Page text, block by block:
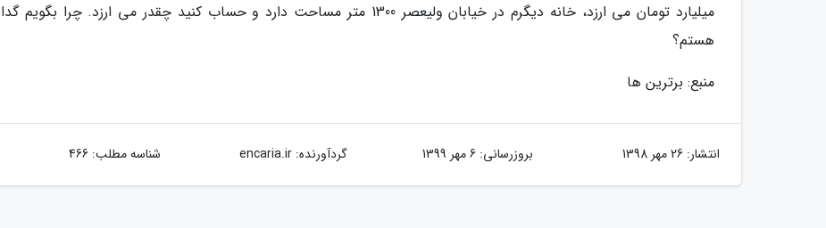
میلیارد تومان می ارزد، خانه دیگرم در خیابان ولیعصر 1300 متر مساحت دارد و حساب کنید چقدر می ارزد. چرا بگویم گدا
هستم؟
منبع: برترین ها
انتشار: 26 مهر 1398 بروزرسانی: 6 مهر 1399 گردآورنده:encaria.ir شناسه مطلب: 466